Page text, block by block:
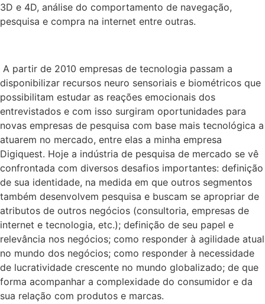
3D e 4D, análise do comportamento de navegação,
pesquisa e compra na internet entre outras.
A partir de 2010 empresas de tecnologia passam a
disponibilizar recursos neuro sensoriais e biométricos que
possibilitam estudar as reações emocionais dos
entrevistados e com isso surgiram oportunidades para
novas empresas de pesquisa com base mais tecnológica a
atuarem no mercado, entre elas a minha empresa
Digiquest. Hoje a indústria de pesquisa de mercado se vê
confrontada com diversos desafios importantes: definição
de sua identidade, na medida em que outros segmentos
também desenvolvem pesquisa e buscam se apropriar de
atributos de outros negócios (consultoria, empresas de
internet e tecnologia, etc.); definição de seu papel e
relevância nos negócios; como responder à agilidade atual
no mundo dos negócios; como responder à necessidade
de lucratividade crescente no mundo globalizado; de que
forma acompanhar a complexidade do consumidor e da
sua relação com produtos e marcas.